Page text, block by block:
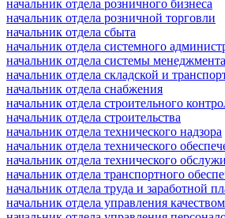
начальник отдела розничного бизнеса
начальник отдела розничной торговли
начальник отдела сбыта
начальник отдела системного
начальник отдела системы менеджмента
начальник отдела складской и
начальник отдела снабжения
начальник отдела строительного
начальник отдела строительства
начальник отдела технического надзора
начальник отдела технического
начальник отдела технического
начальник отдела транспортного
начальник отдела труда и заработной
начальник отдела управления качеством